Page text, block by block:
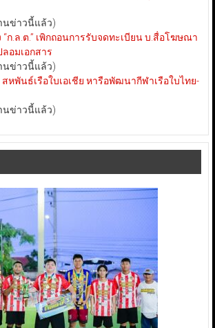
นข่าวนี้แล้ว)
“ก.ล.ต.” เพิกถอนการรับจดทะเบียน บ.สื่อโฆษณา
อมเอกสาร
นข่าวนี้แล้ว)
สหพันธ์เรือใบเอเชีย หารือพัฒนากีฬาเรือใบไทย-
นข่าวนี้แล้ว)